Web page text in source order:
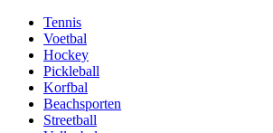
Tennis
Voetbal
Hockey
Pickleball
Korfbal
Beachsporten
Streetball